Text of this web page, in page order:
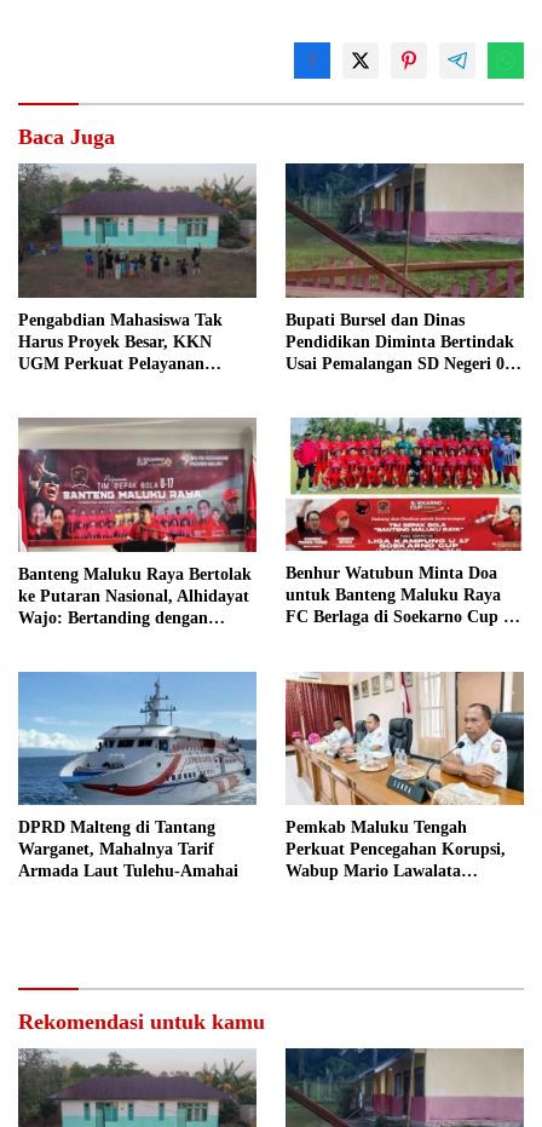
Baca Juga
Pengabdian Mahasiswa Tak
Harus Proyek Besar, KKN
UGM Perkuat Pelayanan
Bupati Bursel dan Dinas
Pendidikan Diminta Bertindak
Usai Pemalangan SD Negeri 09
Banteng Maluku Raya Bertolak
ke Putaran Nasional, Alhidayat
Wajo: Bertanding dengan
Benhur Watubun Minta Doa
untuk Banteng Maluku Raya
FC Berlaga di Soekarno Cup U-
DPRD Malteng di Tantang
Warganet, Mahalnya Tarif
Armada Laut Tulehu-Amahai
Pemkab Maluku Tengah
Perkuat Pencegahan Korupsi,
Wabup Mario Lawalata
Rekomendasi untuk kamu